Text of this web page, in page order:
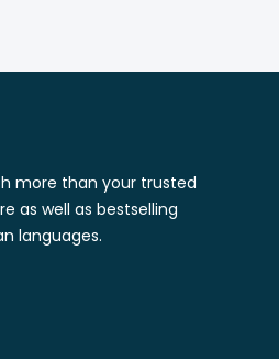
more than your trusted
as well as bestselling
languages.